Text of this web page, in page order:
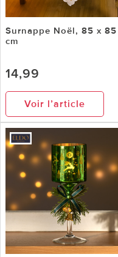
Surnappe Noël, 85 x 85
cm
14,99
Voir l’article